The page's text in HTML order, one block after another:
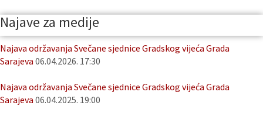
Najave za medije
Najava održavanja Svečane sjednice Gradskog vijeća Grada
Sarajeva 06.04.2026. 17:30
Najava održavanja Svečane sjednice Gradskog vijeća Grada
Sarajeva 06.04.2025. 19:00